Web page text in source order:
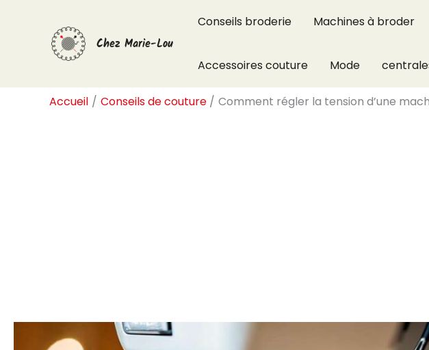
Chez Marie-Lou
Conseils broderie Machines à broder
Accessoires couture Mode
Accueil Conseils de couture Comment régler la tension d’une